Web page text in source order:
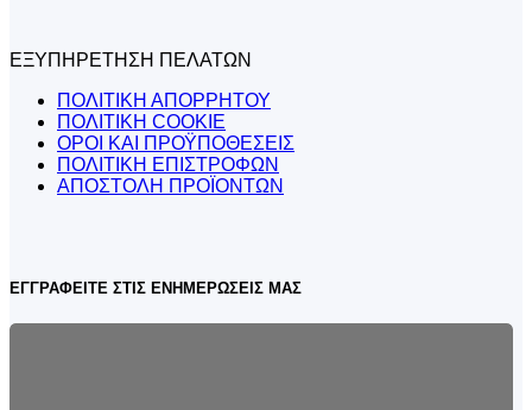
ΕΞΥΠΗΡΕΤΗΣΗ ΠΕΛΑΤΩΝ
ΠΟΛΙΤΙΚΗ ΑΠΟΡΡΗΤΟΥ
ΠΟΛΙΤΙΚΗ COOKIE
ΟΡΟΙ ΚΑΙ ΠΡΟΫΠΟΘΕΣΕΙΣ
ΠΟΛΙΤΙΚΗ ΕΠΙΣΤΡΟΦΩΝ
ΑΠΟΣΤΟΛΗ ΠΡΟΪΟΝΤΩΝ
ΕΓΓΡΑΦΕΙΤΕ ΣΤΙΣ ΕΝΗΜΕΡΩΣΕΙΣ ΜΑΣ